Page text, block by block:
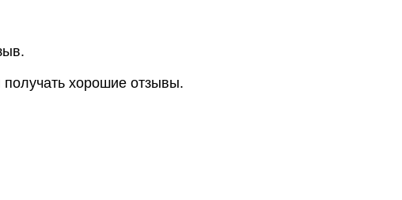
получать хорошие отзывы.